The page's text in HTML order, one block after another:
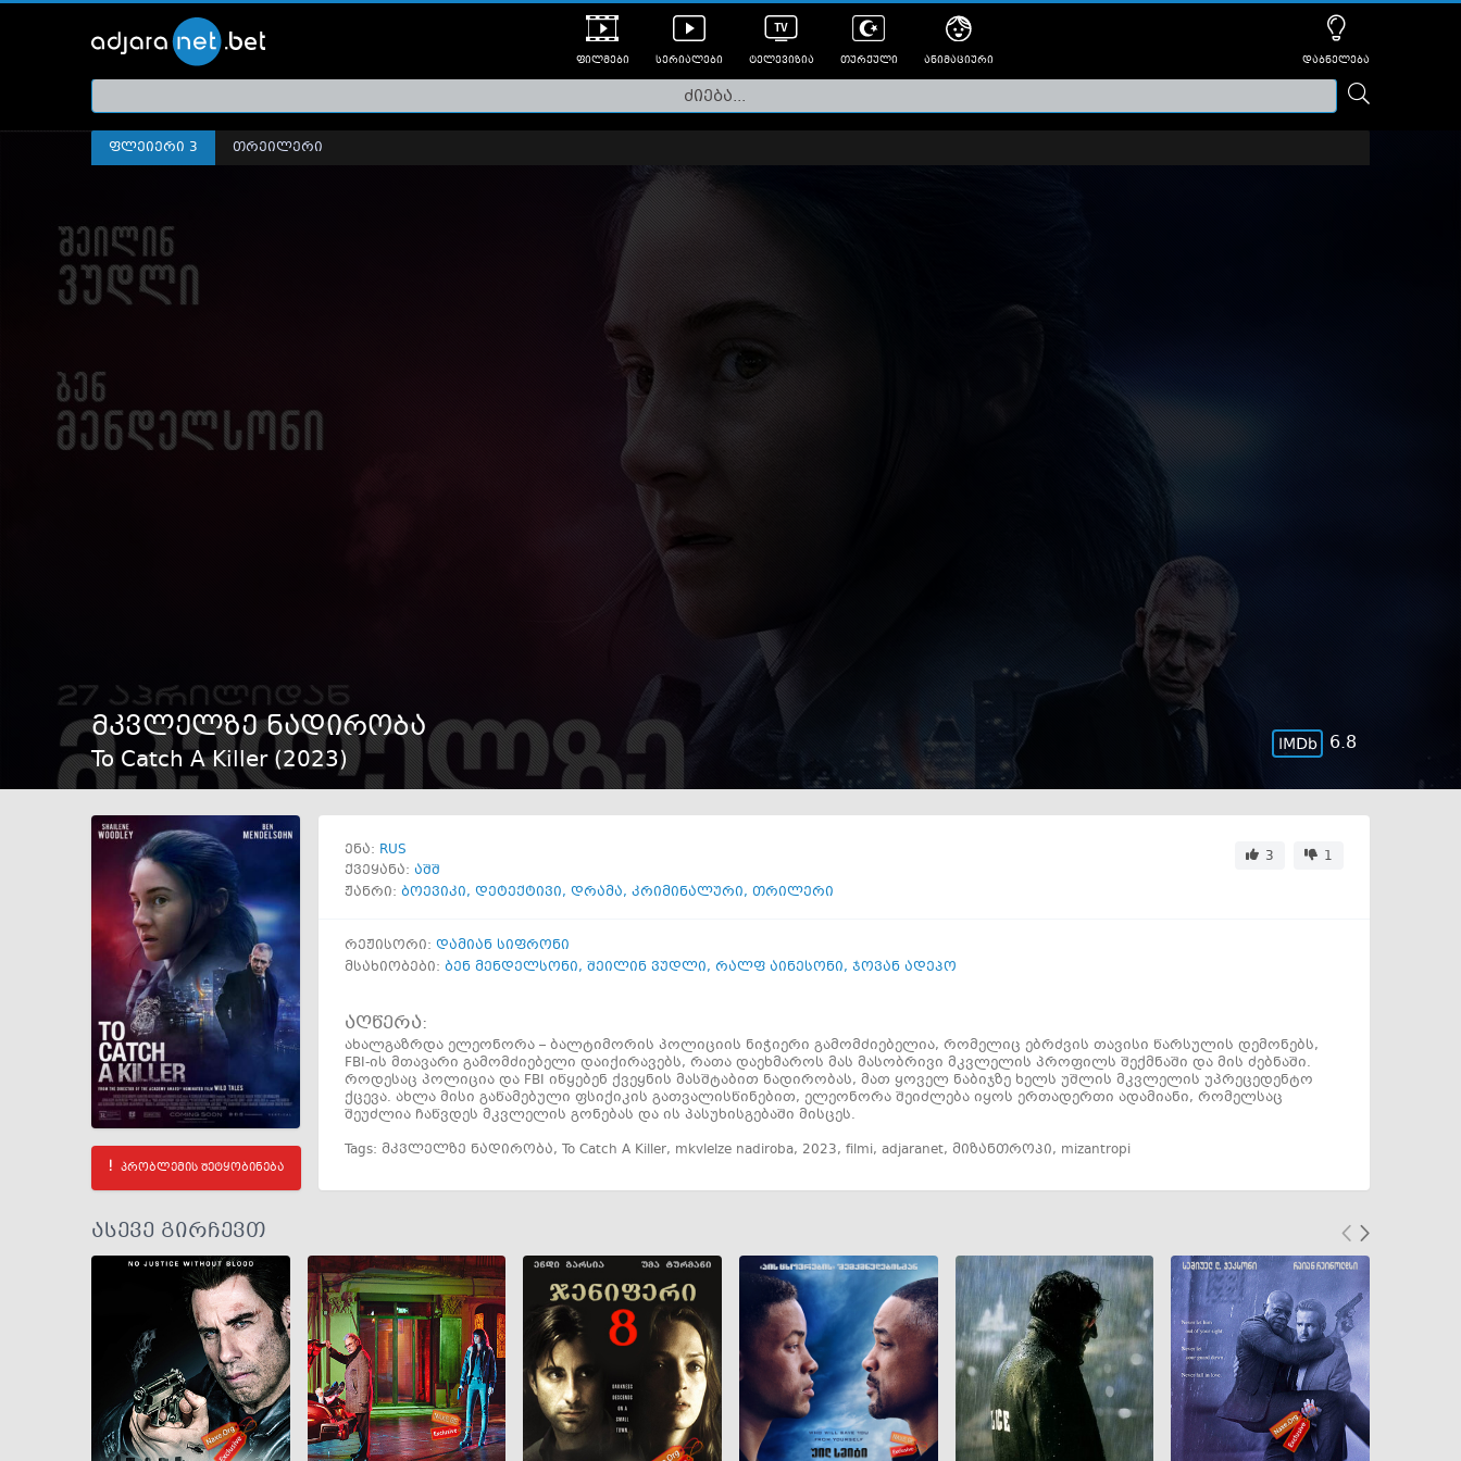
ფილმები
თრეილერები
სერიალები ტელევიზია თურქული ანიმაციური დაბნელება
ფლეიერი 3 თრეილერი
მკვლელზე ნადირობა
To Catch A Killer (2023)
6.8
პრობლემის შეტყობინება
ენა: RUS
ქვეყანა: აშშ
3
1
ჟანრი: ბოევიკი, დეტექტივი, დრამა, კრიმინალური, თრილერი
რეჟისორი: დამიან სიფრონი
მსახიობები: ბენ მენდელსონი, შეილინ ვუდლი, რალფ აინესონი, ჯოვან ადეპო
აღწერა:
ახალგაზრდა ელეონორა – ბალტიმორის პოლიციის ნიჭიერი გამომძიებელია, რომელიც ებრძვის თავისი წარსულის დემონებს,
FBI-ის მთავარი გამომძიებელი დაიქირავებს, რათა დაეხმაროს მას მასობრივი მკვლელის პროფილს შექმნაში და მის ძებნაში.
როდესაც პოლიცია და FBI იწყებენ ქვეყნის მასშტაბით ნადირობას, მათ ყოველ ნაბიჯზე ხელს უშლის მკვლელის უპრეცედენტო
ქცევა. ახლა მისი გაწამებული ფსიქიკის გათვალისწინებით, ელეონორა შეიძლება იყოს ერთადერთი ადამიანი, რომელსაც
შეუძლია ჩაწვდეს მკვლელის გონებას და ის პასუხისგებაში მისცეს.
Tags: მკვლელზე ნადირობა, To Catch A Killer, mkvlelze nadiroba, 2023, filmi, adjaranet, მიზანთროპი, mizantropi
ასევე გირჩევთ